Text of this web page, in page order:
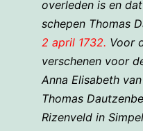
overleden is en
schepen Thomas
2 april 1732. Voor
verschenen voor
Anna Elisabeth
Thomas
Rizenveld in